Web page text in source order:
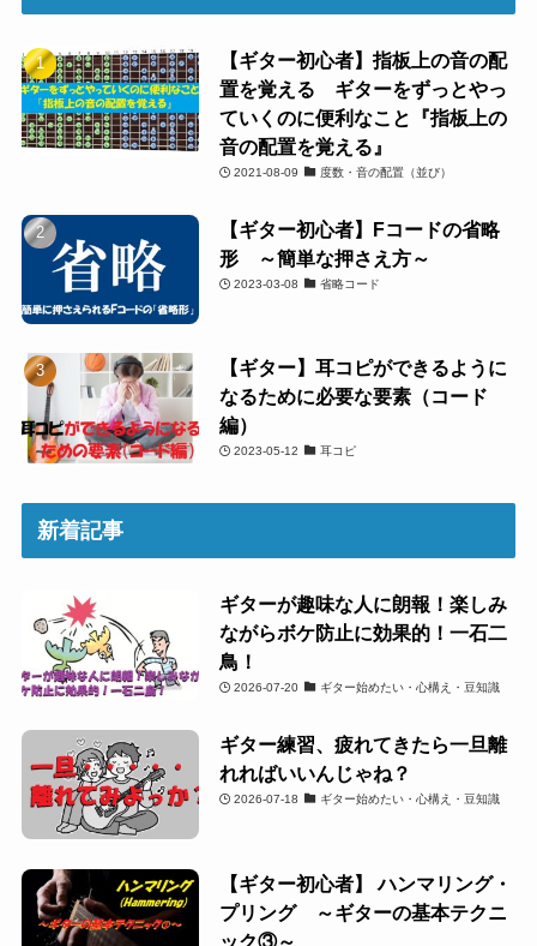
【ギター初心者】指板上の音の配
置を覚える ギターをずっとやっ
ていくのに便利なこと『指板上の
音の配置を覚える』
2021-08-09 度数・音の配置（並び）
【ギター初心者】Fコードの省略
形 ～簡単な押さえ方～
2023-03-08 省略コード
【ギター】耳コピができるように
なるために必要な要素（コード
編）
2023-05-12 耳コピ
新着記事
ギターが趣味な人に朗報！楽しみ
ながらボケ防止に効果的！一石二
鳥！
2026-07-20 ギター始めたい・心構え・豆知識
ギター練習、疲れてきたら一旦離
れればいいんじゃね？
2026-07-18 ギター始めたい・心構え・豆知識
【ギター初心者】 ハンマリング・
プリング ～ギターの基本テクニ
ック③～